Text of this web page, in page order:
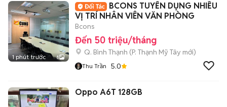
1 phút trước 1
BCONS TUYỂN DỤNG NHIỀU
VỊ TRÍ NHÂN VIÊN VĂN PHÒNG
Bcons
Đến 50 triệu/tháng
Q. Bình Thạnh (P. Thạnh Mỹ Tây mới)
Thu Trần 5.0
Oppo A6T 128GB